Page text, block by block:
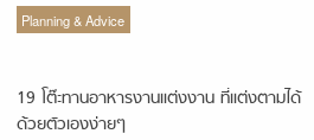
Planning & Advice
19 โต๊ะทานอาหารงานแต่งงาน ที่แต่งตามได้
ด้วยตัวเองง่ายๆ